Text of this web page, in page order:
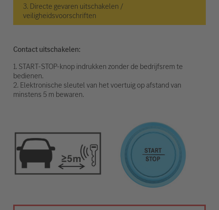
3. Directe gevaren uitschakelen /
veiligheidsvoorschriften
Contact uitschakelen:
1. START-STOP-knop indrukken zonder de bedrijfsrem te
bedienen.
2. Elektronische sleutel van het voertuig op afstand van
minstens 5 m bewaren.